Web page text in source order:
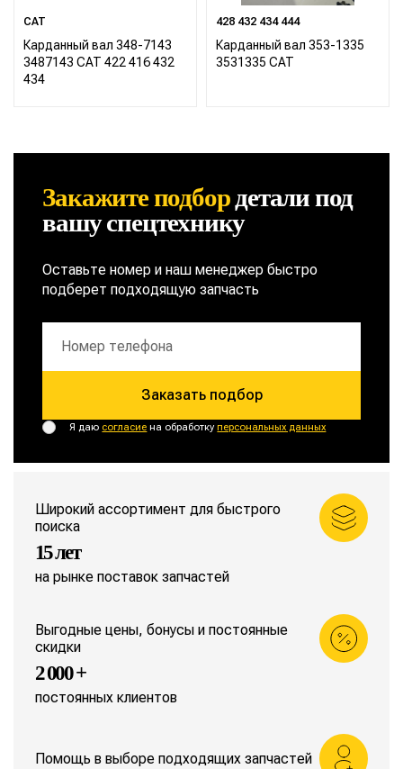
CAT
Карданный вал 348-7143
3487143 CAT 422 416 432
434
428 432 434 444
Карданный вал 353-1335
3531335 CAT
Закажите подбордеталипод
вашу спецтехнику
Оставьте номер и наш менеджер быстро
подберет подходящую запчасть
Заказать подбор
Я даю согласие на обработкуперсональных данных
Широкий ассортимент для быстрого
поиска
15 лет
на рынке поставок запчастей
Выгодные цены, бонусы и постоянные
скидки
2 000 +
постоянных клиентов
Помощь в выборе подходящих запчастей